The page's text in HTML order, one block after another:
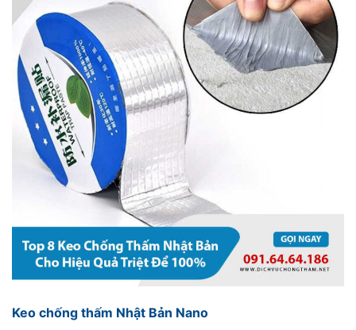
Keo chống thấm Nhật Bản Nano